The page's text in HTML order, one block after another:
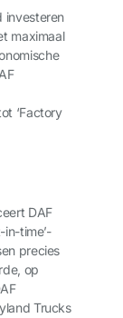
investeren
maximaal
‘Factory
DAF
in-time’-
precies
op
Trucks